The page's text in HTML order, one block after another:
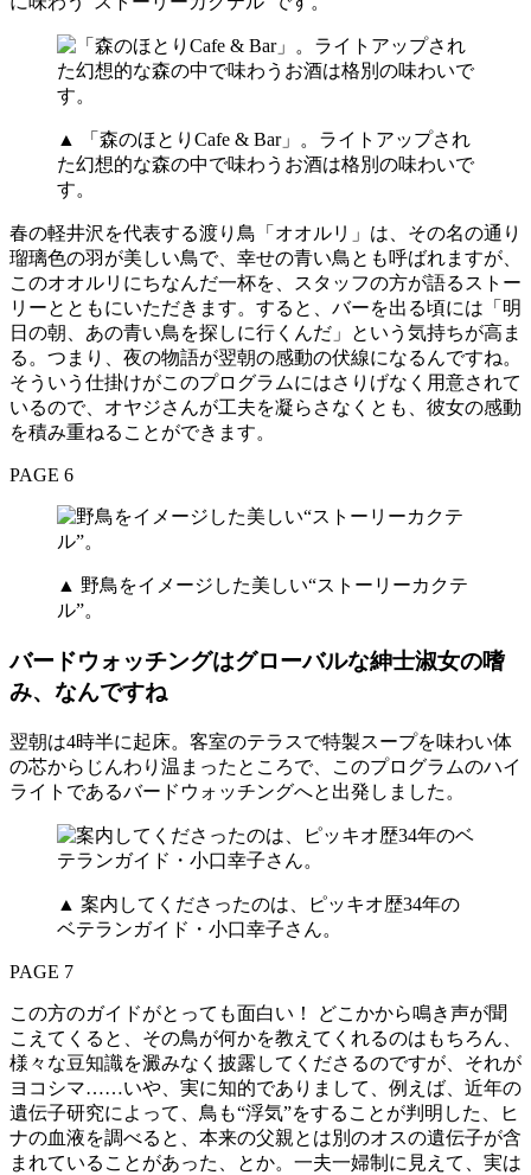
▲ 「森のほとりCafe & Bar」。ライトアップされ
た幻想的な森の中で味わうお酒は格別の味わいで
す。
春の軽井沢を代表する渡り鳥「オオルリ」は、その名の通り
瑠璃色の羽が美しい鳥で、幸せの青い鳥とも呼ばれますが、
このオオルリにちなんだ一杯を、スタッフの方が語るストー
リーとともにいただきます。すると、バーを出る頃には「明
日の朝、あの青い鳥を探しに行くんだ」という気持ちが高ま
る。つまり、夜の物語が翌朝の感動の伏線になるんですね。
そういう仕掛けがこのプログラムにはさりげなく用意されて
いるので、オヤジさんが工夫を凝らさなくとも、彼女の感動
を積み重ねることができます。
PAGE 6
▲ 野鳥をイメージした美しい“ストーリーカクテ
ル”。
バードウォッチングはグローバルな紳士淑女の嗜
み、なんですね
翌朝は4時半に起床。客室のテラスで特製スープを味わい体
の芯からじんわり温まったところで、このプログラムのハイ
ライトであるバードウォッチングへと出発しました。
▲ 案内してくださったのは、ピッキオ歴34年の
ベテランガイド・小口幸子さん。
PAGE 7
この方のガイドがとっても面白い！ どこかから鳴き声が聞
こえてくると、その鳥が何かを教えてくれるのはもちろん、
様々な豆知識を澱みなく披露してくださるのですが、それが
ヨコシマ……いや、実に知的でありまして、例えば、近年の
遺伝子研究によって、鳥も“浮気”をすることが判明した、ヒ
ナの血液を調べると、本来の父親とは別のオスの遺伝子が含
まれていることがあった、とか。一夫一婦制に見えて、実は